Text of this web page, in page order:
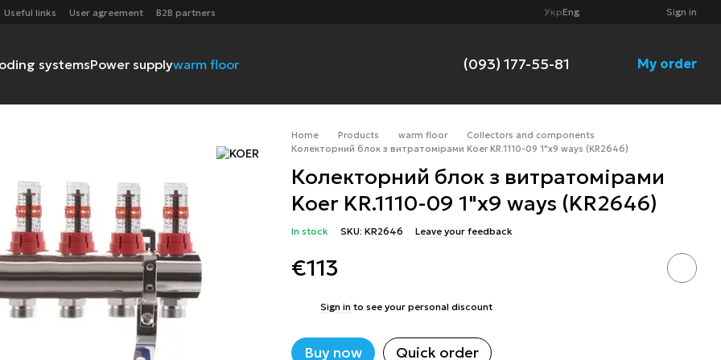
Useful links User agreement B2B partners УкрEng Sign in
systemsPower supplywarm floor (093) 177-55-81 My order
Home Products warm floor
Collectors and components
Колекторний блок з витратомірами Koer KR.1110-09 1"x9 ways (KR2646)
Колекторний блок з витратомірами
Koer KR.1110-09 1"x9 ways (KR2646)
In stock SKU: KR2646 Leave your feedback
€113
Sign in to see your personal discount
Buy now Quick order